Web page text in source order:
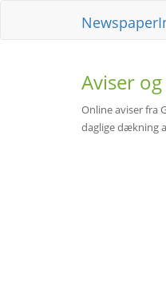
Aviser
Online aviser fra
daglige dækning